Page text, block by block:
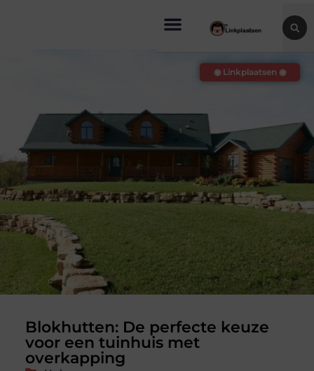
Blokhutten: De perfecte keuze
voor een tuinhuis met
overkapping
◉ Linkplaatsen ◉